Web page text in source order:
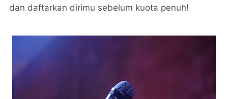
dan daftarkan dirimu sebelum kuota penuh!